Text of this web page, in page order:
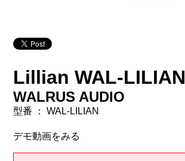
Lillian WAL-LILIAN
WALRUS AUDIO
型番 ： WAL-LILIAN
デモ動画をみる